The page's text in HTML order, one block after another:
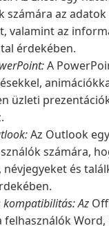
számára az
valamint az
érdekében.
A
üzleti
Az Outlook
számára,
és
kompatibilitás: Az
felhasználók